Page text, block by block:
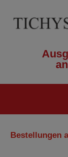
Bestellungen